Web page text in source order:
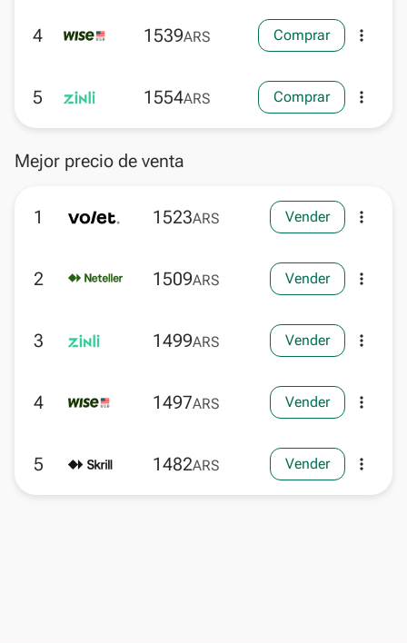
4 1539ARS Comprar more_vert
5 1554ARS Comprar more_vert
Mejor precio de venta
1 1523ARS Vender more_vert
2 1509ARS Vender more_vert
3 1499ARS Vender more_vert
4 1497ARS Vender more_vert
5 1482ARS Vender more_vert